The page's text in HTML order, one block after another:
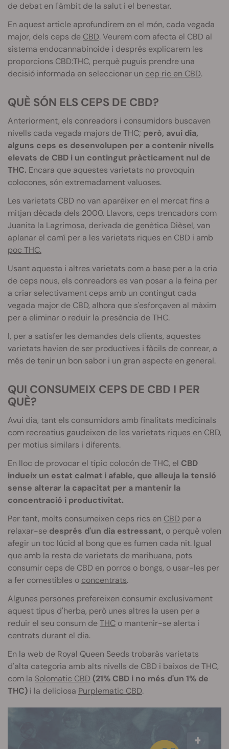
de debat en l'àmbit de la salut i el benestar.
En aquest article aprofundirem en el món, cada vegada
major, dels ceps de CBD. Veurem com afecta el CBD al
sistema endocannabinoide i després explicarem les
proporcions CBD:THC, perquè puguis prendre una
decisió informada en seleccionar un cep ric en CBD.
QUÈ SÓN ELS CEPS DE CBD?
Anteriorment, els conreadors i consumidors buscaven
nivells cada vegada majors deTHC; però, avui dia,
alguns ceps es desenvolupen per a contenir nivells
elevats de CBD i un contingut pràcticament nul de
THC. Encara que aquestes varietats no provoquin
colocones, són extremadament valuoses.
Les varietats CBD no van aparèixer en el mercat fins a
mitjan dècada dels 2000. Llavors, ceps trencadors com
Juanita la Lagrimosa, derivada de genètica Dièsel, van
aplanar el camí per a les varietats riques en CBD i amb
poc THC.
Usant aquesta i altres varietats com a base per a la cria
de ceps nous, els conreadors es van posar a la feina per
a criar selectivament ceps amb un contingut cada
vegada major de CBD, alhora que s'esforçaven al màxim
per a eliminar o reduir la presència deTHC.
I, per a satisfer les demandes dels clients, aquestes
varietats havien de ser productives i fàcils de conrear, a
més de tenir un bon sabor i un gran aspecte en general.
QUI CONSUMEIX CEPS DE CBD I PER
QUÈ?
Avui dia, tant els consumidors amb finalitats medicinals
com recreatius gaudeixen de les varietats riques en CBD,
per motius similars i diferents.
En lloc de provocar el típic colocón deTHC, el CBD
indueix un estat calmat i afable, que alleuja la tensió
sense alterar la capacitat per a mantenir la
concentració i productivitat.
Per tant, molts consumeixen ceps rics en CBD per a
relaxar-se després d'un dia estressant, o perquè volen
afegir un toc lúcid al bong que es fumen cada nit. Igual
que amb la resta de varietats de marihuana, pots
consumir ceps de CBD en porros o bongs, o usar-les per
a fer comestibles o concentrats.
Algunes persones prefereixen consumir exclusivament
aquest tipus d'herba, però unes altres la usen per a
reduir el seu consum deTHC o mantenir-se alerta i
centrats durant el dia.
En la web de Royal Queen Seeds trobaràs varietats
d'alta categoria amb alts nivells de CBD i baixos deTHC,
com la Solomatic CBD (21% CBD i no més d'un 1% de
THC) i la deliciosa Purplematic CBD.